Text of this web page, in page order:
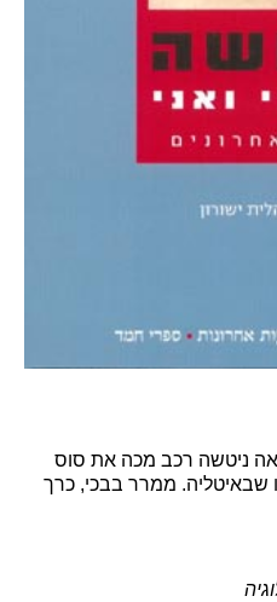
של ה-3 בינואר 1889 ראה ניטשה רכב מכה את סוס
שבאיטליה. ממרר בבכי, כרך